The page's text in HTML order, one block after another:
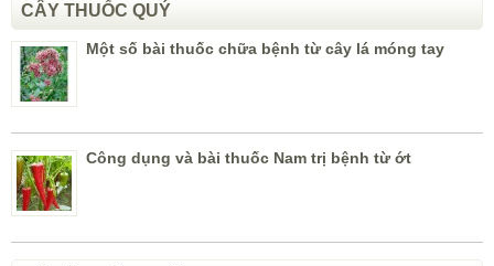
CÂY THUỐC QUÝ
Một số bài thuốc chữa bệnh từ cây lá móng tay
Công dụng và bài thuốc Nam trị bệnh từ ớt